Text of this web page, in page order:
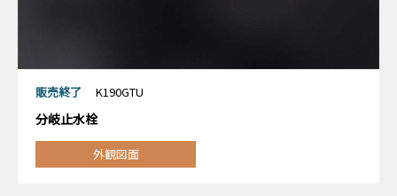
販売終了 K190GTU
分岐止水栓
外観図面